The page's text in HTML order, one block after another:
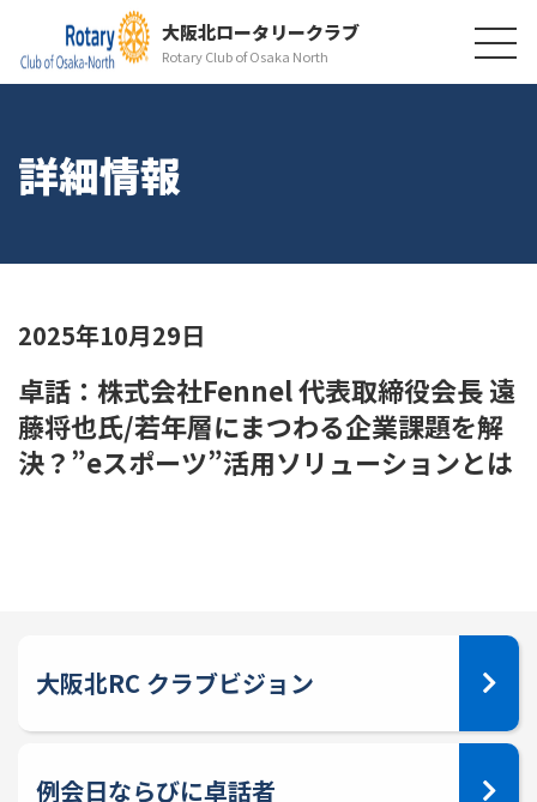
大阪北ロータリークラブ
Rotary Club of Osaka North
詳細情報
2025年10月29日
卓話：株式会社Fennel 代表取締役会長 遠
藤将也氏/若年層にまつわる企業課題を解
決？”eスポーツ”活用ソリューションとは
大阪北RC クラブビジョン
例会日ならびに卓話者